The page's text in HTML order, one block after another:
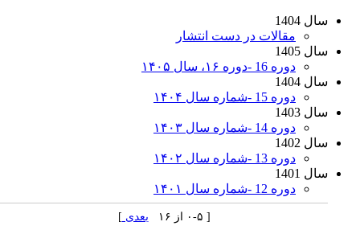
سال 1404
مقالات در دست انتشار
سال 1405
دوره 16 -دوره ۱۶، سال ۱۴۰۵
سال 1404
دوره 15 -شماره سال ۱۴۰۴
سال 1403
دوره 14 -شماره سال ۱۴۰۳
سال 1402
دوره 13 -شماره سال ۱۴۰۲
سال 1401
دوره 12 -شماره سال ۱۴۰۱
[ ۰-۵ از ۱۶ بعدی ]